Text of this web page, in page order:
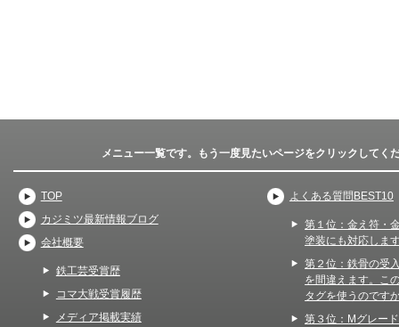
メニュー一覧です。もう一度見たいページをクリックしてく
TOP
カジミツ最新情報ブログ
会社概要
鉄工芸受賞歴
コマ大戦受賞履歴
メディア掲載実績
よくある質問BEST10
第１位：金え符・
塗装にも対応しま
第２位：鉄骨の受
を間違えます。こ
タグを使うのです
第３位：Mグレー